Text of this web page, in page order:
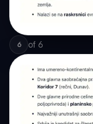
6 of 6